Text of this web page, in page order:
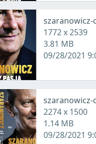
szaranowicz-
1772 x 2539
3.81 MB
09/28/2021
2274 x 1500
1.14 MB
09/28/2021